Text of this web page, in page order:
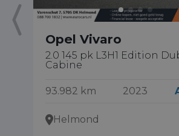
Opel Vivaro
2.0 145 pk L3H1 Edition
Cabine
93.982 km 2023
Helmond